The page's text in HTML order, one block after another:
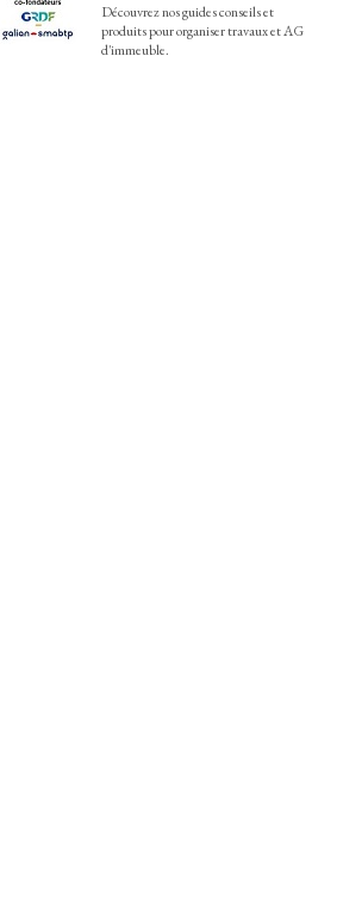
Découvrez nos guides conseils et
produits pour organiser travaux et AG
d'immeuble.